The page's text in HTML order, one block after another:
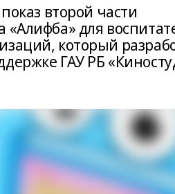
второй части
«Алифба» для
который
ГАУ РБ